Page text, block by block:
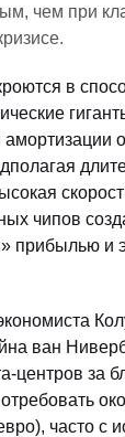
чем при
в
амортизации
чипов
прибылью и
ван
центров за
часто с